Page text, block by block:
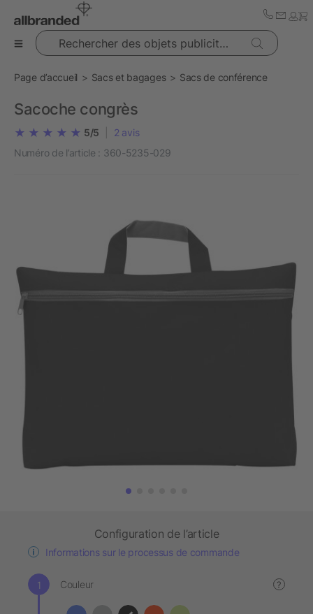
Rechercher des objets publicitaires
Page d’accueil Sacs et bagages Sacs de conférence
Sacoche congrès
5/5 2 avis
Numéro de l’article : 360-5235-029
Configuration de l’article
Informations sur le processus de commande
Couleur ?